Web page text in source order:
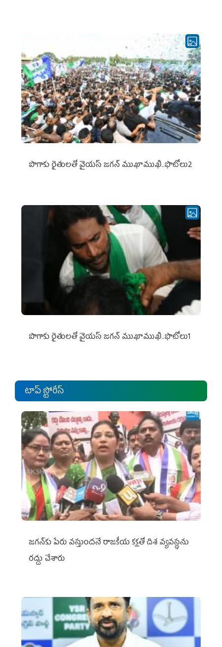
పొగాకు రైతుల‌తో వైయ‌స్ జ‌గ‌న్ ముఖాముఖి..ఫొటోలు2
పొగాకు రైతుల‌తో వైయ‌స్ జ‌గ‌న్ ముఖాముఖి..ఫొటోలు1
టాప్ స్టోరీస్
జగన్‌కు పేరు వస్తుందనే రాజకీయ కక్షతో దిశ వ్య‌వ‌స్థ‌ను
రద్దు చేశారు